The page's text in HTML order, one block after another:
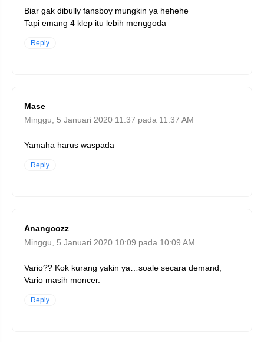
Biar gak dibully fansboy mungkin ya hehehe
Tapi emang 4 klep itu lebih menggoda
Reply
Mase
Minggu, 5 Januari 2020 11:37 pada 11:37 AM
Yamaha harus waspada
Reply
Anangcozz
Minggu, 5 Januari 2020 10:09 pada 10:09 AM
Vario?? Kok kurang yakin ya…soale secara demand,
Vario masih moncer.
Reply